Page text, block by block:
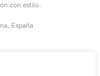
con estilo.
España